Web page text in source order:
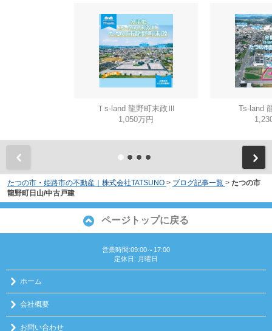
Ｔs-land 龍野町末政Ⅲ
1,050万円
Ts-land
たつの市・姫路市の不動産｜株式会社TATSUNO > ブログ記事一覧 > たつの市
龍野町日山/中古戸建
ページトップに戻る
営業時間:09:00～17:00
定休日: 月曜日
ホーム
会社概要
お問い合わせ